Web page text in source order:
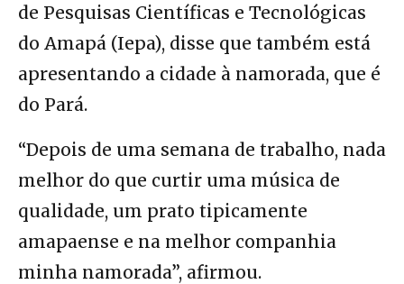
de Pesquisas Científicas e Tecnológicas
do Amapá (Iepa), disse que também está
apresentando a cidade à namorada, que é
do Pará.
“Depois de uma semana de trabalho, nada
melhor do que curtir uma música de
qualidade, um prato tipicamente
amapaense e na melhor companhia
minha namorada”, afirmou.